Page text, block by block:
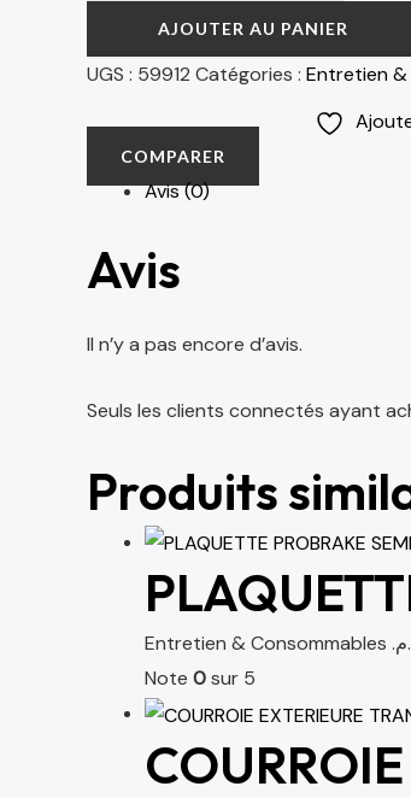
AJOUTER AU PANIER
UGS : 59912 Catégories : Entretien &
COMPARER
Avis (0)
Avis
Il n’y a pas encore d’avis.
Seuls les clients connectés ayant
Produits
Entretien & Consommables
Note 0sur 5